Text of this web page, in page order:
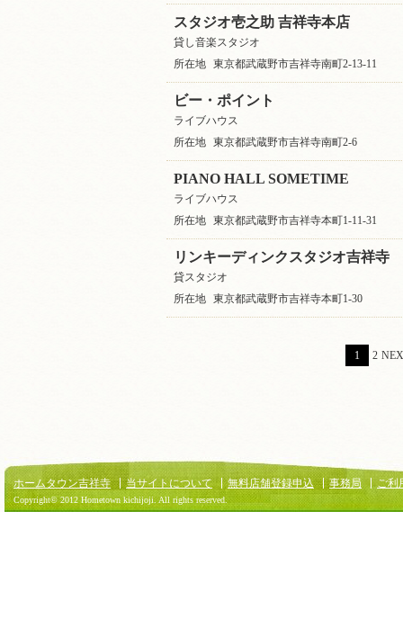
スタジオ壱之助 吉祥寺本店
貸し音楽スタジオ
所在地
東京都武蔵野市吉祥寺南町2-13-11
ビー・ポイント
ライブハウス
所在地
東京都武蔵野市吉祥寺南町2-6
PIANO HALL SOMETIME
ライブハウス
所在地
東京都武蔵野市吉祥寺本町1-11-31
リンキーディンクスタジオ吉祥寺
貸スタジオ
所在地
東京都武蔵野市吉祥寺本町1-30
1 2
ホームタウン吉祥寺 当サイトについて 無料店舗登録申込 事務局 ご利
Copyright© 2012 Hometown kichijoji. All rights reserved.